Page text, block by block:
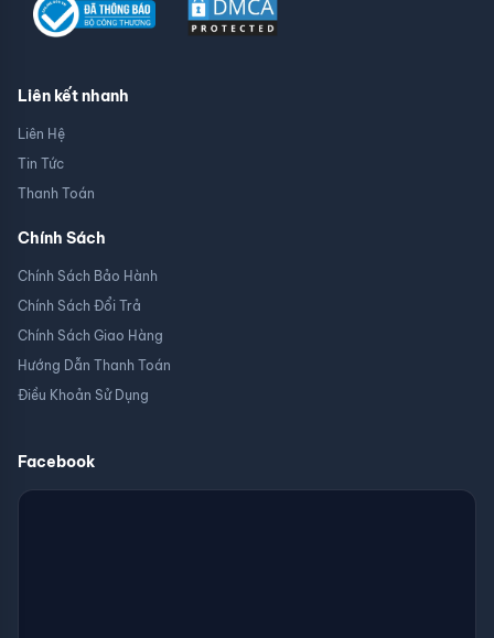
Liên kết nhanh
Liên Hệ
Tin Tức
Thanh Toán
Chính Sách
Chính Sách Bảo Hành
Chính Sách Đổi Trả
Chính Sách Giao Hàng
Hướng Dẫn Thanh Toán
Điều Khoản Sử Dụng
Facebook